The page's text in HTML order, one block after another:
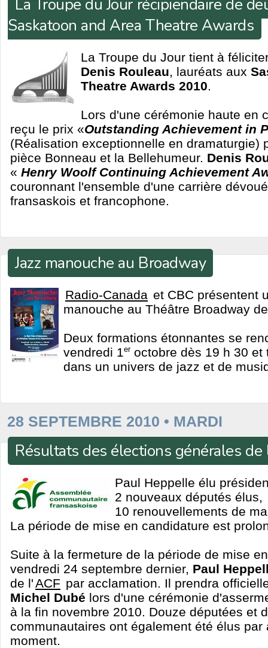
La Troupe du Jour récipiendaire de
Saskatoon and Area Theatre Awards
La Troupe du Jour tient à
Denis Rouleau, lauréats aux
Theatre Awards 2010.
Lors d'une cérémonie haute en
reçu le prix «Outstanding Achievement in
(Réalisation exceptionnelle en dramaturgie)
pièce Bonneau et la Bellehumeur. Denis
« Henry Woolf Continuing Achievement
couronnant l'ensemble d'une carrière
fransaskois et francophone.
Jazz manouche au Broadway
Radio-Canada et CBC présentent
manouche au Théâtre Broadway
Deux formations étonnantes se
vendredi 1eroctobre dès 19 h 30 et
dans un univers de jazz et de
28 SEPTEMBRE 2010 • MARDI
Résultats des élections générales de
Paul Heppelle élu
2 nouveaux députés élus,
10 renouvellements de
La période de mise en candidature est
Suite à la fermeture de la période de mise
vendredi 24 septembre dernier, Paul
de l'ACF par acclamation. Il prendra
Michel Dubé lors d'une cérémonie
à la fin novembre 2010. Douze députées et
communautaires ont également été élus
moment.